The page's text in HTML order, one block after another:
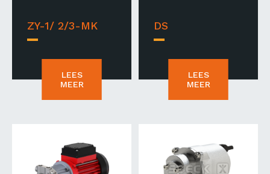
ZY-1/ 2/3-MK
LEES
MEER
DS
LEES
MEER